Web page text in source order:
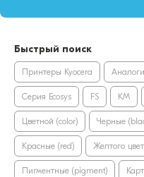
Быстрый поиск
Принтеры Kyocera Аналоги
Серия Ecosys FS KM
Цветной (color) Черные
Красные (red) Желтого
Пигментные (pigment)